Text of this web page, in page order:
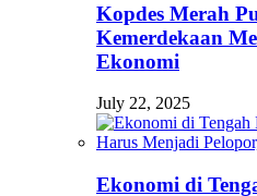
Kopdes Merah
Kemerdekaan
Ekonomi
July 22, 2025
Ekonomi di